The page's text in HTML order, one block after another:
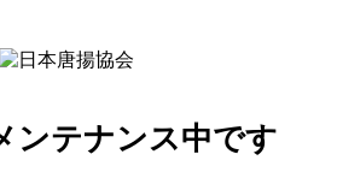
ンテナンス中です